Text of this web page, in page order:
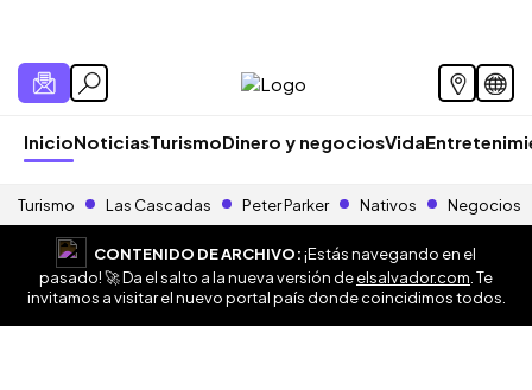
InicioNoticiasTurismoDinero y negociosVida
Turismo Las Cascadas Peter Parker Nativos Negocios
CONTENIDO DE ARCHIVO:¡Estás navegando en el
pasado! 🚀 Da el salto a la nueva versión deelsalvador.com . Te
invitamos a visitar el nuevo portal país donde coincidimos todos.